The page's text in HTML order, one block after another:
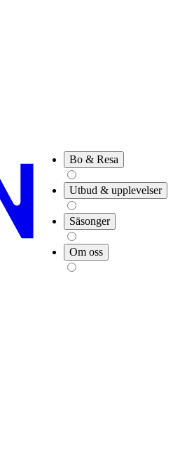
Bo & Resa
Utbud & upplevelser
Säsonger
Om oss